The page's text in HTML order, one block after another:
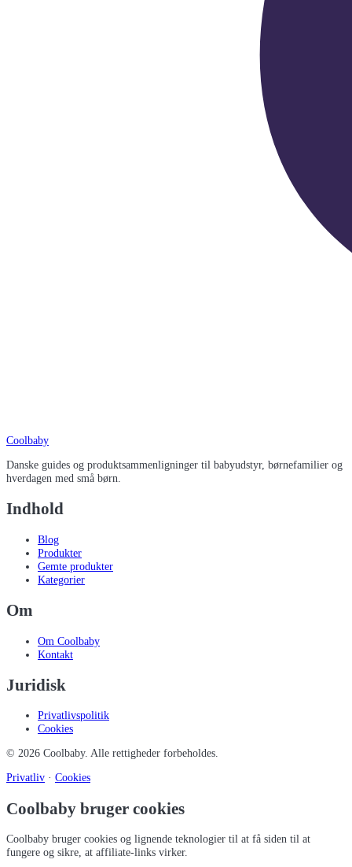
Coolbaby
Danske guides og produktsammenligninger til babyudstyr, børnefamilier og
hverdagen med små børn.
Indhold
Blog
Produkter
Gemte produkter
Kategorier
Om
Om Coolbaby
Kontakt
Juridisk
Privatlivspolitik
Cookies
© 2026 Coolbaby. Alle rettigheder forbeholdes.
Privatliv · Cookies
Coolbaby bruger cookies
Coolbaby bruger cookies og lignende teknologier til at få siden til at
fungere og sikre, at affiliate-links virker.